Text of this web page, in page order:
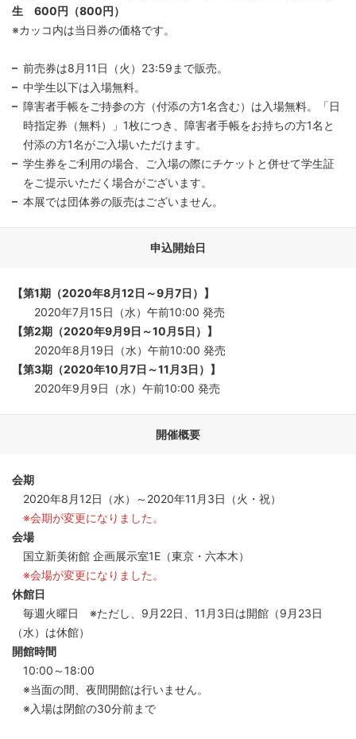
生 600円（800円）
※カッコ内は当日券の価格です。
前売券は8月11日（火）23:59まで販売。
中学生以下は入場無料。
障害者手帳をご持参の方（付添の方1名含む）は入場無料。「日
時指定券（無料）」1枚につき、障害者手帳をお持ちの方1名と
付添の方1名がご入場いただけます。
学生券をご利用の場合、ご入場の際にチケットと併せて学生証
をご提示いただく場合がございます。
本展では団体券の販売はございません。
申込開始日
【第1期（2020年8月12日～9月7日）】
2020年7月15日（水）午前10:00 発売
【第2期（2020年9月9日～10月5日）】
2020年8月19日（水）午前10:00 発売
【第3期（2020年10月7日～11月3日）】
2020年9月9日（水）午前10:00 発売
開催概要
会期
2020年8月12日（水）～2020年11月3日（火・祝）
※会期が変更になりました。
会場
国立新美術館 企画展示室1E（東京・六本木）
※会場が変更になりました。
休館日
毎週火曜日 ※ただし、9月22日、11月3日は開館（9月23日
（水）は休館）
開館時間
10:00～18:00
※当面の間、夜間開館は行いません。
※入場は閉館の30分前まで